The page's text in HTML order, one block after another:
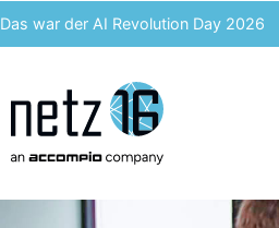
Das war der AI Revolution Day 2026
Unser Event des Jahres – Wir blicken
IT-Kosten einsparen & langfristig